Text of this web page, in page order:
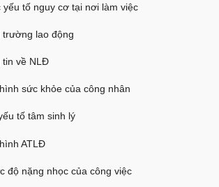
yếu tố nguy cơ tại nơi làm việc
lao động
tin về NLĐ
sức khỏe của công nhân
tố tâm sinh lý
ATLĐ
độ nặng nhọc của công việc